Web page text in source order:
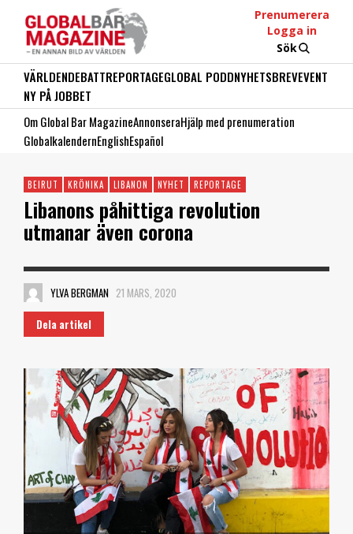
Prenumerera
Logga in
Sök
VÄRLDENDEBATTREPORTAGEGLOBAL PODDNYHETSBREVEVENT
NY PÅ JOBBET
Om Global Bar MagazineAnnonseraHjälp med prenumeration
GlobalkalendernEnglishEspañol
BEIRUT KRÖNIKA LIBANON NYHET REPORTAGE
Libanons påhittiga revolution
utmanar även corona
YLVA BERGMAN 21 MARS, 2020
Dela artikel